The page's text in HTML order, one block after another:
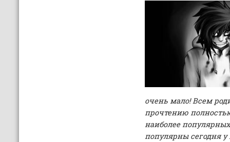
очень мало! Всем
прочтению
наиболее
популярны сегодня у